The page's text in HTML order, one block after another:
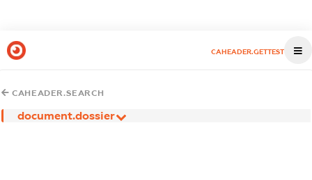
CAHEADER.GETTEST
CAHEADER.SEARCH
document.dossier